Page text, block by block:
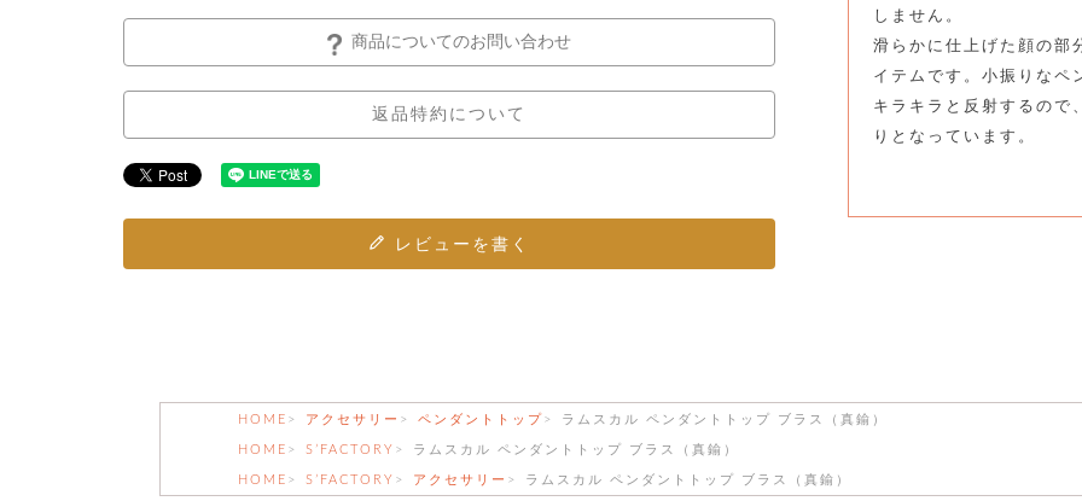
商品についてのお問い合わせ
返品特約について
レビューを書く
しません。
滑らかに仕上げた顔の部
イテムです。小振りなペ
キラキラと反射するので
りとなっています。
HOME アクセサリー ペンダントトップ ラムスカル ペンダントトップ ブラス（真鍮）
HOME S’FACTORY ラムスカル ペンダントトップ ブラス（真鍮）
HOME S’FACTORY アクセサリー ラムスカル ペンダントトップ ブラス（真鍮）